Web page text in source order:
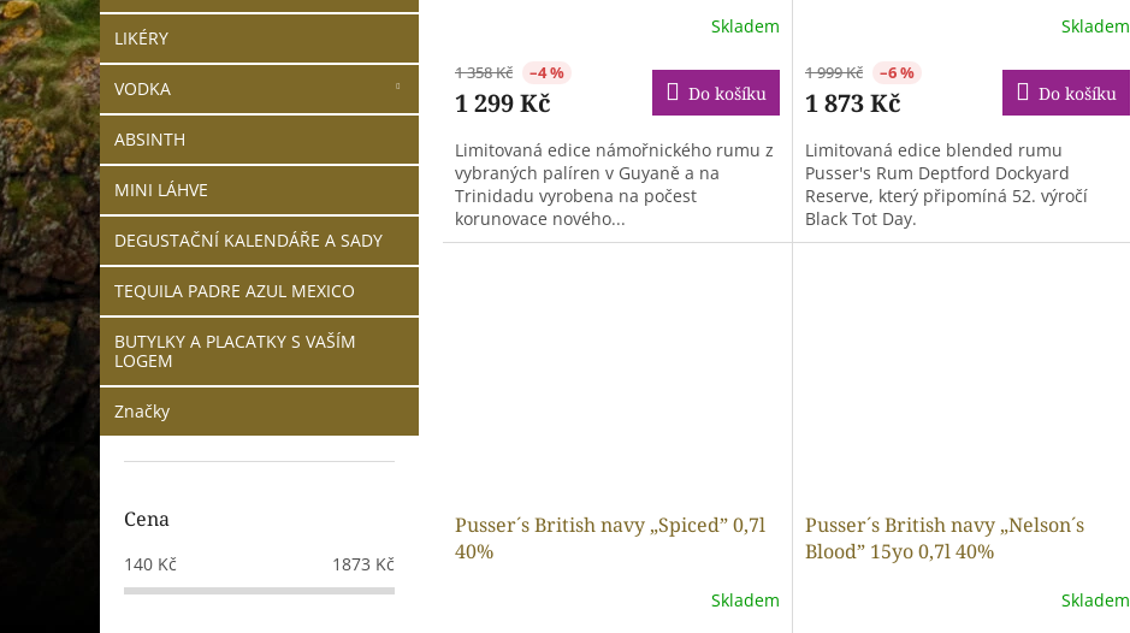
LIKÉRY
VODKA
ABSINTH
MINI LÁHVE
DEGUSTAČNÍ KALENDÁŘE A SADY
TEQUILA PADRE AZUL MEXICO
BUTYLKY A PLACATKY S VAŠÍM
LOGEM
Značky
Cena
140 Kč 1873 Kč
Skladem
1 358 Kč –4 %
1 299 Kč Do košíku
Limitovaná edice námořnického rumu z
vybraných palíren v Guyaně a na
Trinidadu vyrobena na počest
korunovace nového...
Skladem
1 999 Kč –6 %
1 873 Kč Do košíku
Limitovaná edice blended rumu
Pusser's Rum Deptford Dockyard
Reserve, který připomíná 52. výročí
Black Tot Day.
Pusser´s British navy „Spiced” 0,7l
40%
Skladem
Pusser´s British navy „Nelson´s
Blood” 15yo 0,7l 40%
Skladem